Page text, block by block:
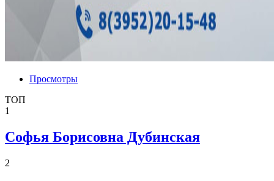
Просмотры
ТОП
1
Софья Борисовна Дубинская
2